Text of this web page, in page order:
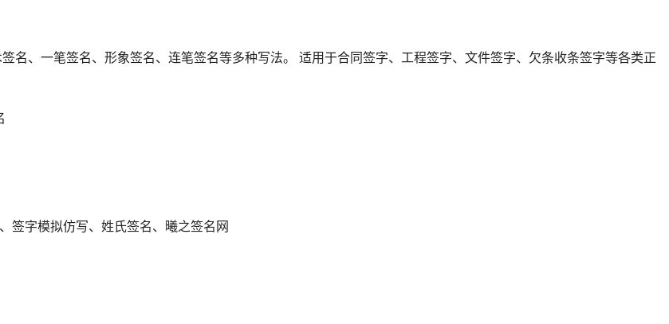
名、一笔签名、形象签名、连笔签名等多种写法。 适用于合同签字、工程签字、文件签字、欠条收条签字等各类正
签字模拟仿写、姓氏签名、曦之签名网